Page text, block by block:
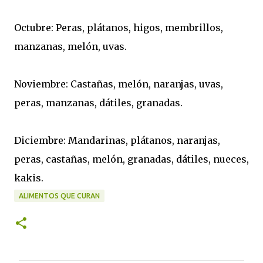
Octubre: Peras, plátanos, higos, membrillos,
manzanas, melón, uvas.
Noviembre: Castañas, melón, naranjas, uvas,
peras, manzanas, dátiles, granadas.
Diciembre: Mandarinas, plátanos, naranjas,
peras, castañas, melón, granadas, dátiles, nueces,
kakis.
ALIMENTOS QUE CURAN